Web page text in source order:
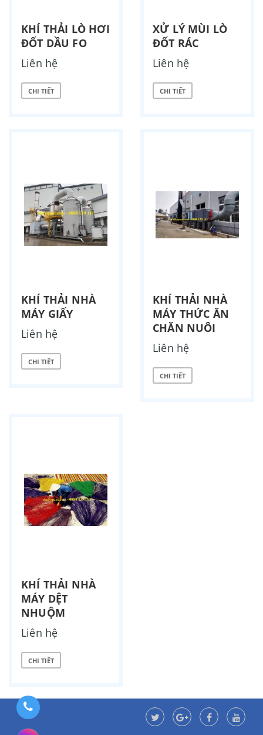
KHÍ THẢI LÒ HƠI
ĐỐT DẦU FO
Liên hệ
CHI TIẾT
XỬ LÝ MÙI LÒ
ĐỐT RÁC
Liên hệ
CHI TIẾT
KHÍ THẢI NHÀ
MÁY GIẤY
Liên hệ
CHI TIẾT
KHÍ THẢI NHÀ
MÁY THỨC ĂN
CHĂN NUÔI
Liên hệ
CHI TIẾT
KHÍ THẢI NHÀ
MÁY DỆT
NHUỘM
Liên hệ
CHI TIẾT